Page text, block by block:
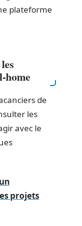
plateforme
home
de
les
avec le
projets